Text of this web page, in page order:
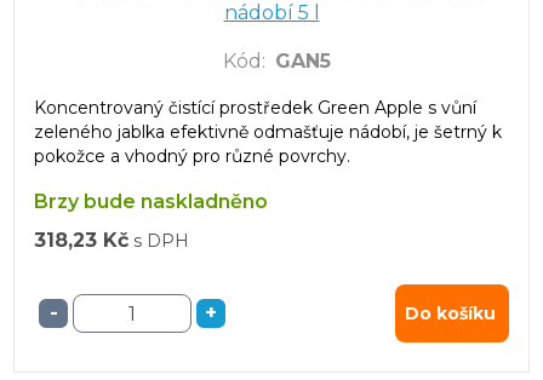
nádobí 5 l
Kód : GAN5
Koncentrovaný čistící prostředek Green Apple s vůní
zeleného jablka efektivně odmašťuje nádobí, je šetrný k
pokožce a vhodný pro různé povrchy.
Brzy bude naskladněno
318,23 Kč s DPH
- + Do košíku